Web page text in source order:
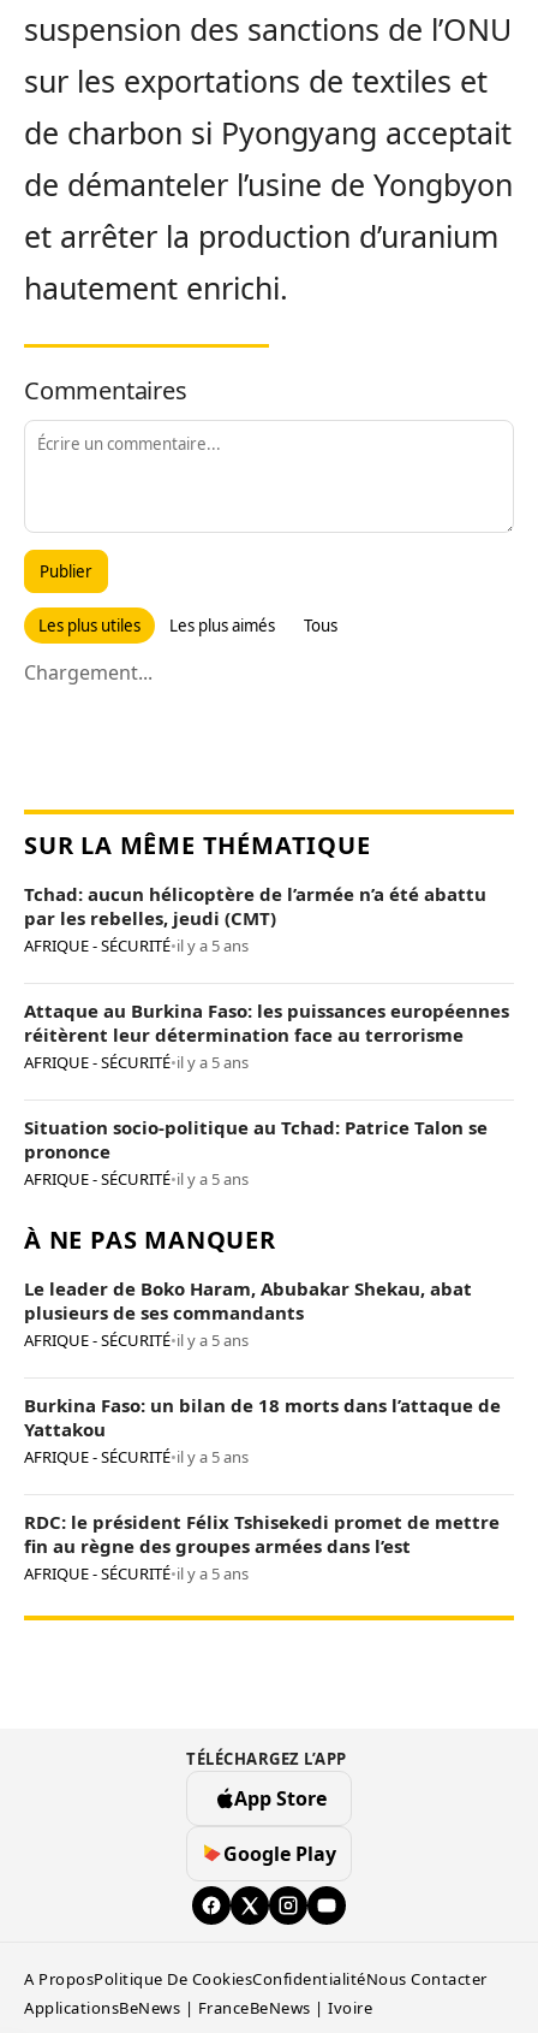
suspension des sanctions de l’ONU
sur les exportations de textiles et
de charbon si Pyongyang acceptait
de démanteler l’usine de Yongbyon
et arrêter la production d’uranium
hautement enrichi.
Commentaires
Publier
Les plus utiles Les plus aimés Tous
Chargement...
SUR LA MÊME THÉMATIQUE
Tchad: aucun hélicoptère de l’armée n’a été abattu
par les rebelles, jeudi (CMT)
AFRIQUE - SÉCURITÉ•il y a 5 ans
Attaque au Burkina Faso: les puissances européennes
réitèrent leur détermination face au terrorisme
AFRIQUE - SÉCURITÉ•il y a 5 ans
Situation socio-politique au Tchad: Patrice Talon se
prononce
AFRIQUE - SÉCURITÉ•il y a 5 ans
À NE PAS MANQUER
Le leader de Boko Haram, Abubakar Shekau, abat
plusieurs de ses commandants
AFRIQUE - SÉCURITÉ•il y a 5 ans
Burkina Faso: un bilan de 18 morts dans l’attaque de
Yattakou
AFRIQUE - SÉCURITÉ•il y a 5 ans
RDC: le président Félix Tshisekedi promet de mettre
fin au règne des groupes armées dans l’est
AFRIQUE - SÉCURITÉ•il y a 5 ans
TÉLÉCHARGEZ L’APP
App Store
Google Play
A ProposPolitique De CookiesConfidentialitéNous Contacter
ApplicationsBeNews | FranceBeNews | Ivoire